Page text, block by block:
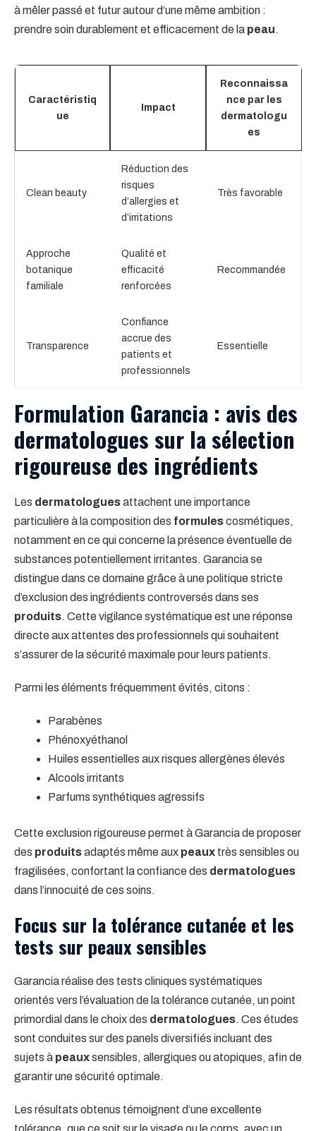
à mêler passé et futur autour d’une même ambition :
prendre soin durablement et efficacement de la peau.
Caractéristiq
ue
Impact
Reconnaissa
nce par les
dermatologu
es
Clean beauty
Réduction des
risques
d’allergies et
d’irritations
Très favorable
Approche
botanique
familiale
Qualité et
efficacité
renforcées
Recommandée
Transparence
Confiance
accrue des
patients et
professionnels
Essentielle
Formulation Garancia : avis des
dermatologues sur la sélection
rigoureuse des ingrédients
Les dermatologuesattachent une importance
particulière à la composition des formulescosmétiques,
notamment en ce qui concerne la présence éventuelle de
substances potentiellement irritantes. Garancia se
distingue dans ce domaine grâce à une politique stricte
d’exclusion des ingrédients controversés dans ses
produits. Cette vigilance systématique est une réponse
directe aux attentes des professionnels qui souhaitent
s’assurer de la sécurité maximale pour leurs patients.
Parmi les éléments fréquemment évités, citons :
Parabènes
Phénoxyéthanol
Huiles essentielles aux risques allergènes élevés
Alcools irritants
Parfums synthétiques agressifs
Cette exclusion rigoureuse permet à Garancia de proposer
des produitsadaptés même aux peaux très sensibles ou
fragilisées, confortant la confiance des dermatologues
dans l’innocuité de ces soins.
Focus sur la tolérance cutanée et les
tests sur peaux sensibles
Garancia réalise des tests cliniques systématiques
orientés vers l’évaluation de la tolérance cutanée, un point
primordial dans le choix des dermatologues. Ces études
sont conduites sur des panels diversifiés incluant des
sujets à peauxsensibles, allergiques ou atopiques, afin de
garantir une sécurité optimale.
Les résultats obtenus témoignent d’une excellente
tolérance, que ce soit sur le visage ou le corps, avec un